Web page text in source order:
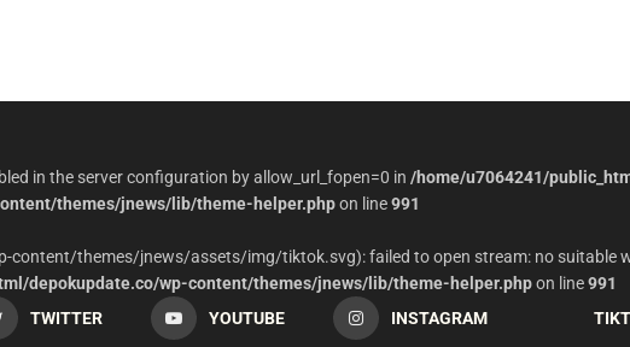
in the server configuration by allow_url_fopen=0 in /home/u7064241/
themes/jnews/lib/theme-helper.phpon line991
content/themes/jnews/assets/img/tiktok.svg): failed to open stream: no suitable
depokupdate.co/wp-content/themes/jnews/lib/theme-helper.phpon line991
TWITTER YOUTUBE INSTAGRAM